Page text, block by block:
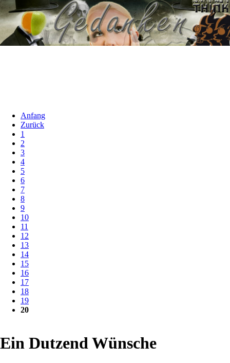
Anfang
Zurück
1
2
3
4
5
6
7
8
9
10
11
12
13
14
15
16
17
18
19
20
Ein Dutzend Wünsche